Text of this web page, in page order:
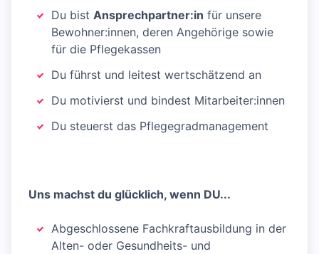
Du bist Ansprechpartner:in für unsere
Bewohner:innen, deren Angehörige sowie
für die Pflegekassen
Du führst und leitest wertschätzend an
Du motivierst und bindest Mitarbeiter:innen
Du steuerst das Pflegegradmanagement
Uns machst du glücklich, wenn DU...
Abgeschlossene Fachkraftausbildung in der
Alten- oder Gesundheits- und